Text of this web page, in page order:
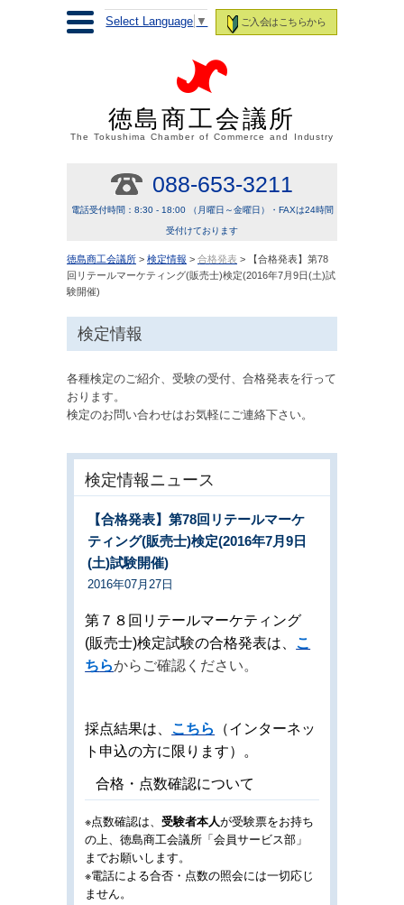
ご入会はこちらから
Select Language ▼
徳島商工会議所
The Tokushima Chamber of Commerce and Industry
088-653-3211
電話受付時間：8:30 - 18:00 （月曜日～金曜日）・FAXは24時間
受付けております
徳島商工会議所 > 検定情報 > 合格発表 > 【合格発表】第78
回リテールマーケティング(販売士)検定(2016年7月9日(土)試
験開催)
検定情報
各種検定のご紹介、受験の受付、合格発表を行って
おります。
検定のお問い合わせはお気軽にご連絡下さい。
検定情報ニュース
【合格発表】第78回リテールマーケ
ティング(販売士)検定(2016年7月9日
(土)試験開催)
2016年07月27日
第７８回リテールマーケティング
(販売士)検定試験の合格発表は、 こ
ちらからご確認ください。
採点結果は、 こちら
（インターネッ
ト申込の方に限ります）。
合格・点数確認について
※点数確認は、受験者本人が受験票をお持ち
の上、徳島商工会議所「会員サービス部」
までお願いします。
※電話による合否・点数の照会には一切応じ
ません。